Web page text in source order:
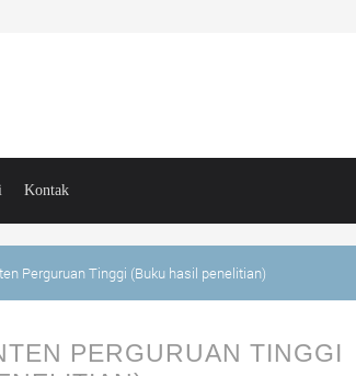
Kontak
Perguruan Tinggi (Buku hasil penelitian)
PERGURUAN TINGGI